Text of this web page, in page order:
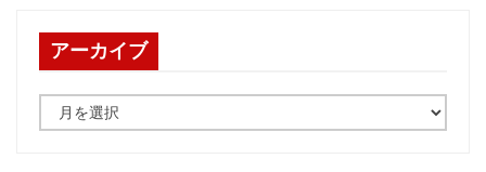
アーカイブ
ー